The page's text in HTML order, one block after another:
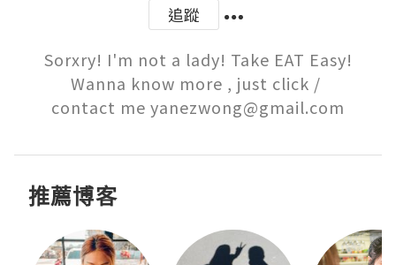
追蹤
Sorxry! I'm not a lady! Take EAT Easy!
Wanna know more , just click /
contact me yanezwong@gmail.com
推薦博客